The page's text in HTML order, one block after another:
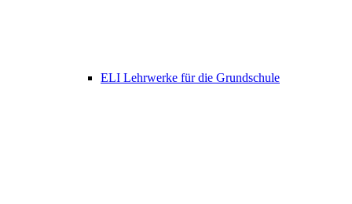
ELI Lehrwerke für die Grundschule